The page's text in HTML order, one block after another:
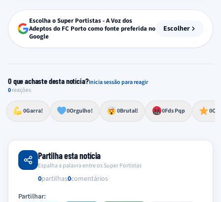
Escolha o Super Portistas - A Voz dos
Adeptos do FC Porto como fonte preferida no
Google
Escolher
O que achaste desta notícia?Inicia sessão para reagir
0reações
0Garra!
Esforço, determinação, aprovação forte
0Orgulho!
Lealdade, amor clubístico, sentimento profundo
0Brutal!
Impressionante, chocante, de grande impacto 0Fds Pqp
Reação de desespero, raiva, frustração ou espanto extremo 0
Excelência, destaque, o melhor
Partilha esta notícia
Espalha a palavra entre os Super Portistas
0partilhas0comentários
Partilhar: